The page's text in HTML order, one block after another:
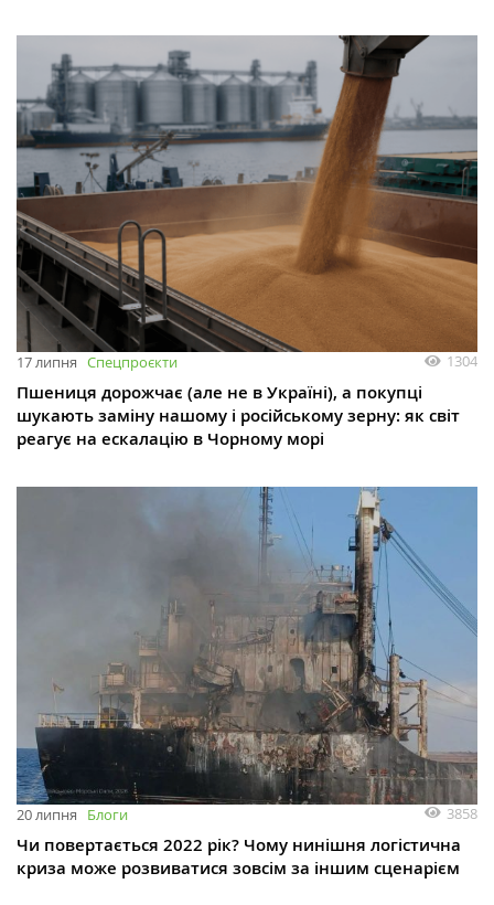
17 липня Спецпроєкти 1304
Пшениця дорожчає (але не в Україні), а покупці
шукають заміну нашому і російському зерну: як світ
реагує на ескалацію в Чорному морі
20 липня Блоги 3858
Чи повертається 2022 рік? Чому нинішня логістична
криза може розвиватися зовсім за іншим сценарієм